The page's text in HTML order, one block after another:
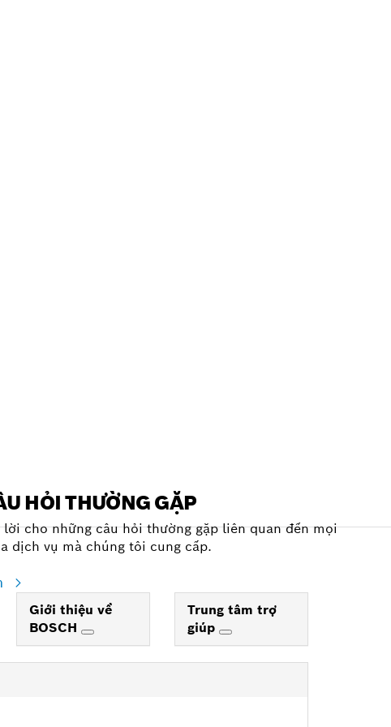
HỎI THƯỜNG GẶP
cho những câu hỏi thường gặp liên quan đến mọi
dịch vụ mà chúng tôi cung cấp.
Giới thiệu về
BOSCH
Trung tâm trợ
giúp